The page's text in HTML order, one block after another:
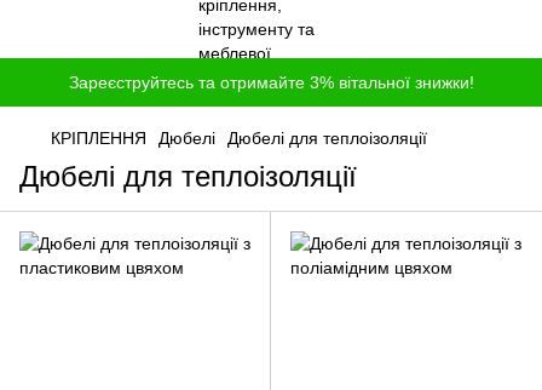
Зареєструйтесь та отримайте 3% вітальної знижки!
КРІПЛЕННЯ Дюбелі Дюбелі для теплоізоляції
Дюбелі для теплоізоляції